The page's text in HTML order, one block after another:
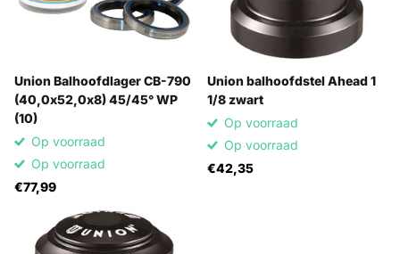
Union Balhoofdlager CB-790
(40,0x52,0x8) 45/45° WP
(10)
Op voorraad
Op voorraad
€77,99
Union balhoofdstel Ahead 1
1/8 zwart
Op voorraad
Op voorraad
€42,35